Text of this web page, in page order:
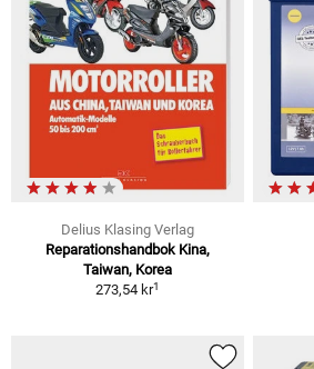
Delius Klasing Verlag
Reparationshandbok Kina,
Taiwan, Korea
273,54 kr1